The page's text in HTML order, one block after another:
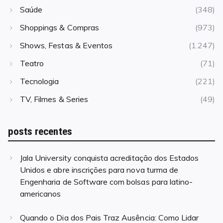
Saúde
(348)
Shoppings & Compras
(973)
Shows, Festas & Eventos
(1.247)
Teatro
(71)
Tecnologia
(221)
TV, Filmes & Series
(49)
posts recentes
Jala University conquista acreditação dos Estados
Unidos e abre inscrições para nova turma de
Engenharia de Software com bolsas para latino-
americanos
Quando o Dia dos Pais Traz Ausência: Como Lidar